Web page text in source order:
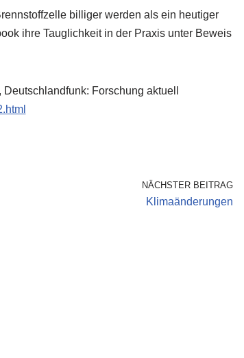
billiger werden als ein heutiger
ihre Tauglichkeit in der Praxis unter Beweis
Forschung aktuell
NÄCHSTER BEITRAG
Klimaänderungen